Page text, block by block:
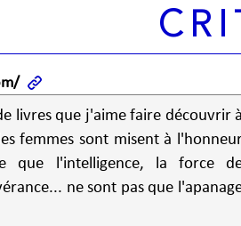
livres que j'aime faire découvrir
femmes sont misent à
que l'intelligence, la force
ne sont pas que